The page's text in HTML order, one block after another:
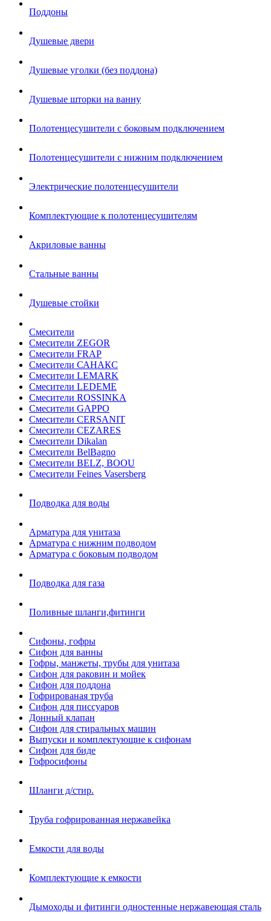
Поддоны
Душевые двери
Душевые уголки (без поддона)
Душевые шторки на ванну
Полотенцесушители с боковым подключением
Полотенцесушители с нижним подключением
Электрические полотенцесушители
Комплектующие к полотенцесушителям
Акриловые ванны
Стальные ванны
Душевые стойки
Смесители
Смесители ZEGOR
Смесители FRAP
Смесители САНАКС
Смесители LEMARK
Смесители LEDEME
Смесители ROSSINKA
Смесители GAPPO
Смесители CERSANIT
Смесители CEZARES
Смесители Dikalan
Смесители BelBagno
Смесители BELZ, BOOU
Смесители Feines Vasersberg
Подводка для воды
Арматура для унитаза
Арматура с нижним подводом
Арматура с боковым подводом
Подводка для газа
Поливные шланги,фитинги
Сифоны, гофры
Сифон для ванны
Гофры, манжеты, трубы для унитаза
Сифон для раковин и мойек
Сифон для поддона
Гофрированая труба
Сифон для писсуаров
Донный клапан
Сифон для стиральных машин
Выпуски и комплектующие к сифонам
Сифон для биде
Гофросифоны
Шланги д/стир.
Труба гофрированная нержавейка
Емкости для воды
Комплектующие к емкости
Дымоходы и фитинги одностенные нержавеющая сталь